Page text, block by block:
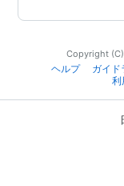
Copyright
ヘルプ
ガイド
利